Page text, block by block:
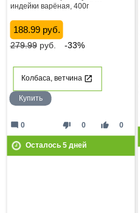
индейки варёная, 400г
188.99 руб.
279.99руб. -33%
Колбаса, ветчина
Купить
thumb_down 0 thumb_up 0
mode_comment 0
Осталось 5дней